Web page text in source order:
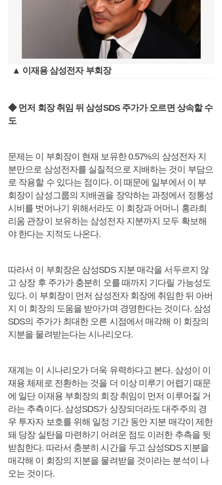
▲ 이재용 삼성전자 부회장
◆ 먼저 회장 취임 뒤 삼성SDS 주가가 오르면 상속할 수
도
문제는 이 부회장이 현재 보유한 0.57%의 삼성전자 지
분만으로 삼성전자를 실질적으로 지배하는 것이 부담으
로 작용할 수 있다는 점이다. 이 때문에 일부에서 이 부
회장이 삼성그룹의 지배권을 장악하는 과정에서 정통성
시비를 벗어나기 위해서라도 이 회장과 어머니 홍라희
리움 관장이 보유하는 삼성전자 지분까지 모두 확보해
야 한다는 지적도 나온다.
따라서 이 부회장은 삼성SDS 지분 매각을 서두르지 않
고 상장 후 주가가 충분히 오를 때까지 기다릴 가능성도
있다. 이 부회장이 먼저 삼성전자 회장에 취임한 뒤 아버
지 이 회장의 도움을 받아가며 경영한다는 것이다. 삼성
SDS의 주가가 최대한 오른 시점에서 매각해 이 회장의
지분을 물려받는다는 시나리오다.
재계는 이 시나리오가 더욱 유력하다고 본다. 삼성이 이
재용 체제로 전환하는 것을 더 이상 미루기 어렵기 때문
에 일단 이재용 부회장의 회장 취임이 먼저 이루어질 거
라는 추측이다. 삼성SDS가 상장되더라도 대주주의 경
우 투자자 보호를 위해 일정 기간 동안 지분 매각이 제한
돼 당장 실탄을 마련하기 어려운 점도 이러한 추측을 뒷
받침한다. 따라서 충분히 시간을 두고 삼성SDS 지분을
매각해 이 회장의 지분을 물려받을 것이라는 분석이 나
오는 것이다.